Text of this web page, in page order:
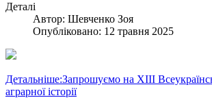
Деталі
Автор: Шевченко Зоя
Опубліковано: 12 травня 2025
Детальніше:Запрошуємо на ХІІІ
аграрної історії